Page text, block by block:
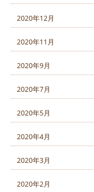
2020年12月
2020年11月
2020年9月
2020年7月
2020年5月
2020年4月
2020年3月
2020年2月